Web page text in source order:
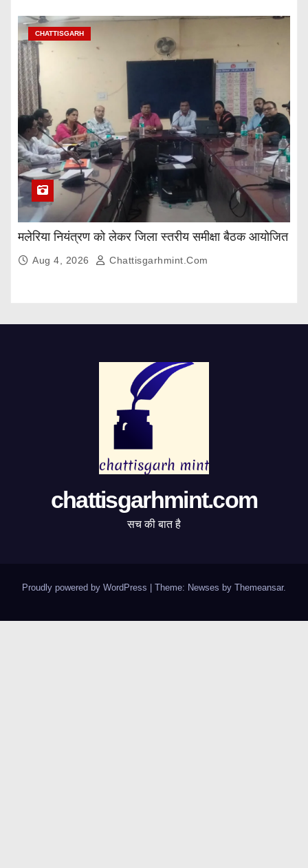
CHATTISGARH
मलेरिया नियंत्रण को लेकर जिला स्तरीय समीक्षा बैठक आयोजित
Aug 4, 2026 Chattisgarhmint.com
chattisgarhmint.com
सच की बात है
Proudly powered by WordPress Theme: Newses by Themeansar.